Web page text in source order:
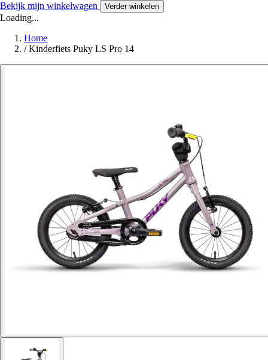
Bekijk mijn winkelwagen Verder winkelen
Loading...
Home
/ Kinderfiets Puky LS Pro 14